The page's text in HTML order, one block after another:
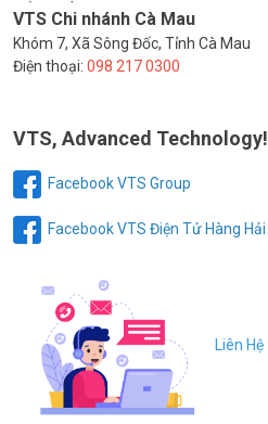
VTS Chi nhánh Cà Mau
Khóm 7, Xã Sông Đốc, Tỉnh Cà Mau
Điện thoại: 098 217 0300
VTS, Advanced Technology!
Facebook VTS Group
Facebook VTS Điện Tử Hàng Hải
Liên Hệ